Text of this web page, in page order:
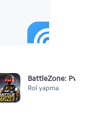
BattleZone: PvP
Rol yapma